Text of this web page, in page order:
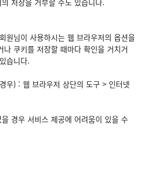
원님이 사용하시는 웹 브라우저의 옵션을
쿠키를 저장할 때마다 확인을 거치거
습니다.
우) : 웹 브라우저 상단의 도구 > 인터넷
경우 서비스 제공에 어려움이 있을 수